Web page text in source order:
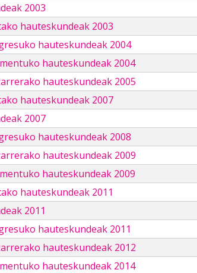
2003
hauteskundeak 2003
hauteskundeak 2004
hauteskundeak 2004
hauteskundeak 2005
hauteskundeak 2007
2007
hauteskundeak 2008
hauteskundeak 2009
hauteskundeak 2009
hauteskundeak 2011
2011
hauteskundeak 2011
hauteskundeak 2012
hauteskundeak 2014